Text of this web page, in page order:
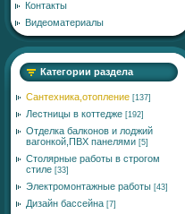
Контакты
Видеоматериалы
Категории раздела
Сантехника,отопление [137]
Лестницы в коттедже [192]
Отделка балконов и лоджий
вагонкой,ПВХ панелями [5]
Столярные работы в строгом
стиле [33]
Электромонтажные работы [43]
Дизайн бассейна [7]